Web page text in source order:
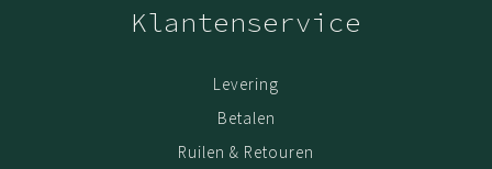
Klantenservice
Levering
Betalen
Ruilen & Retouren